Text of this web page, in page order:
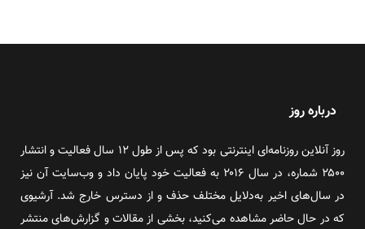
درباره روز
روز آنلاین روزنامه‌ای اینترنتی بود که پس از طول ۱۲ سال فعالیت و انتشار
۲۵۰۰ شماره، در سال ۲۰۱۶ به فعالیت خود پایان داد و وب‌سایت آن نیز
در سال‌های اخیر به‌دلایل مختلف حذف و از دسترس خارج شد. آرشیوی
که در حال حاضر مشاهده می‌کنید، بخشی از مقالات و گزارش‌های منتشر